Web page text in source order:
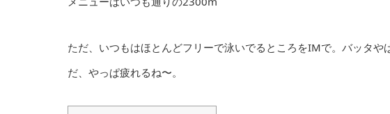
ただ、いつもはほとんどフリーで泳いでるところをIMで。バッタ
だ、やっぱ疲れるね〜。